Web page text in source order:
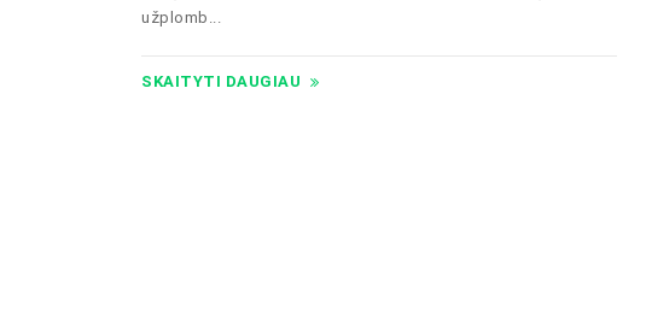
užplomb...
SKAITYTI DAUGIAU